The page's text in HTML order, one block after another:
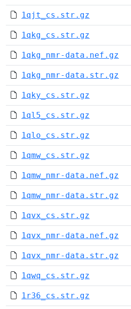
1qjt_cs.str.gz
1qkg_cs.str.gz
1qkg_nmr-data.nef.gz
1qkg_nmr-data.str.gz
1qky_cs.str.gz
1ql5_cs.str.gz
1qlo_cs.str.gz
1qmw_cs.str.gz
1qmw_nmr-data.nef.gz
1qmw_nmr-data.str.gz
1qvx_cs.str.gz
1qvx_nmr-data.nef.gz
1qvx_nmr-data.str.gz
1qwq_cs.str.gz
1r36_cs.str.gz